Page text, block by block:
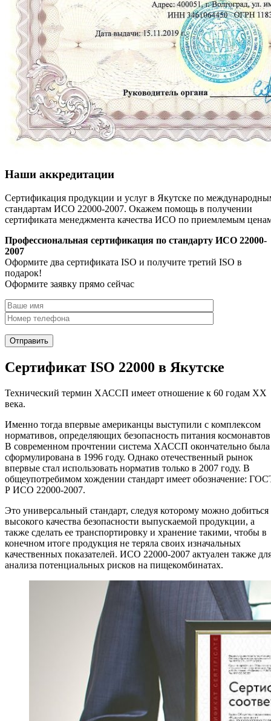
Наши аккредитации
Сертификация продукции и услуг в Якутске по
стандартам ИСО 22000-2007. Окажем помощь в получении
сертификата менеджмента качества ИСО по приемлемым
Профессиональная сертификация по стандарту ИСО 22000-
2007
Оформите два сертификата ISO и получите третий ISO в
подарок!
Оформите заявку прямо сейчас
Сертификат ISO 22000 в Якутске
Технический термин ХАССП имеет отношение к 60 годам XX
века.
Именно тогда впервые американцы выступили с комплексом
нормативов, определяющих безопасность питания
В современном прочтении система ХАССП окончательно была
сформулирована в 1996 году. Однако отечественный рынок
впервые стал использовать норматив только в 2007 году. В
общеупотребимом хождении стандарт имеет обозначение:
Р ИСО 22000-2007.
Это универсальный стандарт, следуя которому можно добиться
высокого качества безопасности выпускаемой продукции, а
также сделать ее транспортировку и хранение такими, чтобы в
конечном итоге продукция не теряла своих изначальных
качественных показателей. ИСО 22000-2007 актуален также
анализа потенциальных рисков на пищекомбинатах.